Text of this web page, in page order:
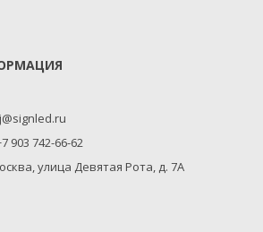
903 742-66-62
улица Девятая Рота, д. 7А